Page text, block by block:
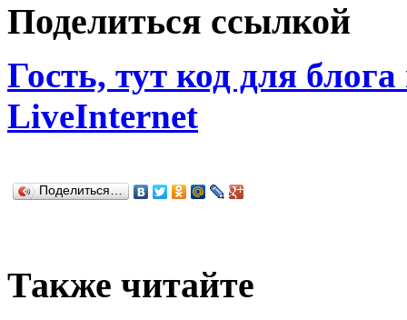
Поделиться ссылкой
Гость, тут код для
LiveInternet
Поделиться…
Также читайте